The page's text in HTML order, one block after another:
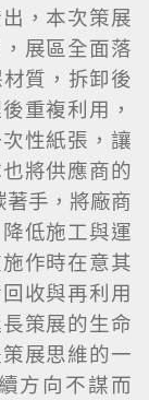
，本次策展
展區全面落
質，拆卸後
重複利用，
性紙張，讓
將供應商的
著手，將廠商
低施工與運
作時在意其
收與再利用
策展的生命
展思維的一
方向不謀而